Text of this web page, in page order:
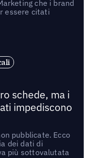
che i brand
essere citati
schede, ma i
impediscono
pubblicate. Ecco
dei dati di
più sottovalutata